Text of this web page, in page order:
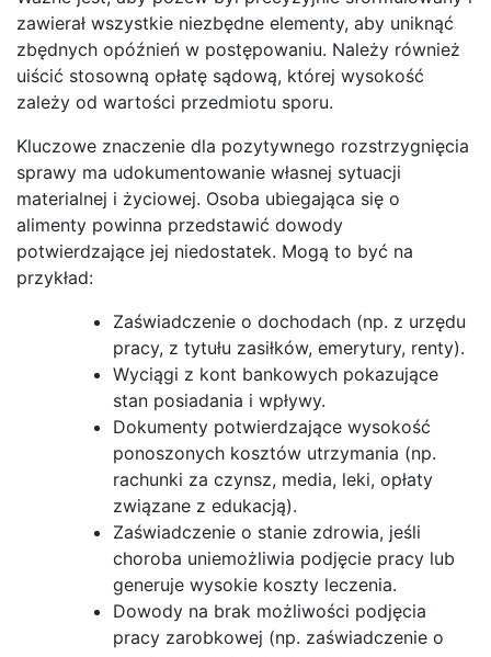
zawierał wszystkie niezbędne elementy, aby uniknąć
zbędnych opóźnień w postępowaniu. Należy również
uiścić stosowną opłatę sądową, której wysokość
zależy od wartości przedmiotu sporu.
Kluczowe znaczenie dla pozytywnego rozstrzygnięcia
sprawy ma udokumentowanie własnej sytuacji
materialnej i życiowej. Osoba ubiegająca się o
alimenty powinna przedstawić dowody
potwierdzające jej niedostatek. Mogą to być na
przykład:
Zaświadczenie o dochodach (np. z urzędu
pracy, z tytułu zasiłków, emerytury, renty).
Wyciągi z kont bankowych pokazujące
stan posiadania i wpływy.
Dokumenty potwierdzające wysokość
ponoszonych kosztów utrzymania (np.
rachunki za czynsz, media, leki, opłaty
związane z edukacją).
Zaświadczenie o stanie zdrowia, jeśli
choroba uniemożliwia podjęcie pracy lub
generuje wysokie koszty leczenia.
Dowody na brak możliwości podjęcia
pracy zarobkowej (np. zaświadczenie o